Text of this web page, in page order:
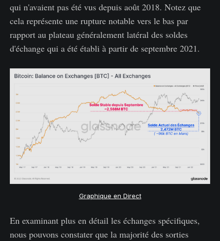
qui n'avaient pas été vus depuis août 2018. Notez que
cela représente une rupture notable vers le bas par
rapport au plateau généralement latéral des soldes
d'échange qui a été établi à partir de septembre 2021.
Graphique en Direct
En examinant plus en détail les échanges spécifiques,
nous pouvons constater que la majorité des sorties